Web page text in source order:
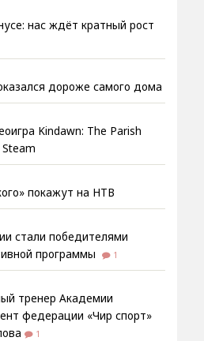
нас ждёт кратный рост
дороже самого дома
Kindawn: The Parish
покажут на НТВ
стали победителями
программы
1
тренер Академии
федерации «Чир спорт»
1